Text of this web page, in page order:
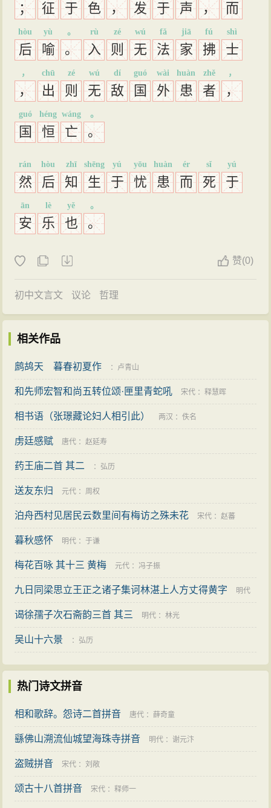
； 征 于 色 ， 发 于 声 ， 而
后
hòu
喻
yù
。
。
入
rù
则
zé
无
wú
法
fǎ
家
jiā
拂
fú
士
shì
，
，
出
chū
则
zé
无
wú
敌
dí
国
guó
外
wài
患
huàn
者
zhě
，
，
国
guó
恒
héng
亡
wáng
。
。
然
rán
后
hòu
知
zhī
生
shēng
于
yú
忧
yōu
患
huàn
而
ér
死
sǐ
于
yú
安
ān
乐
lè
也
yě
。
。
赞(0)
初中文言文 议论 哲理
相关作品
鹧鸪天 暮春初夏作 ： 卢青山
和先师宏智和尚五转位颂·匣里青蛇吼 宋代 ：释慧晖
相书语（张璟藏论妇人相引此） 两汉 ：佚名
虏廷感赋 唐代 ：赵延寿
药王庙二首 其二 ： 弘历
送友东归 元代 ： 周权
泊舟西村见居民云数里间有梅访之殊未花 宋代 ：赵蕃
暮秋感怀 明代 ：于谦
梅花百咏 其十三 黄梅 元代 ：冯子振
九日同梁思立王正之诸子集诃林湛上人方丈得黄字 明代
：邓时雨
谒徐孺子次石斋韵三首 其三 明代 ：林光
吴山十六景 ： 弘历
热门诗文拼音
相和歌辞。怨诗二首拼音 唐代 ： 薛奇童
繇佛山溯流仙城望海珠寺拼音 明代 ：谢元汴
盗贼拼音 宋代 ：刘敞
颂古十八首拼音 宋代 ：释师一